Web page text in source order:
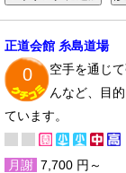
正道会館 糸島道場
0
空手を通じ
んなど、目
ています。
月謝 7,700 円～